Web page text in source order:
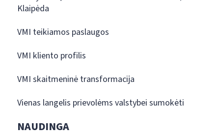
Klaipėda
VMI teikiamos paslaugos
VMI kliento profilis
VMI skaitmeninė transformacija
Vienas langelis prievolėms valstybei sumokėti
NAUDINGA